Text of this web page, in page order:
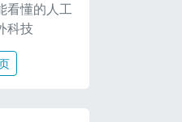
看懂的人工
科技